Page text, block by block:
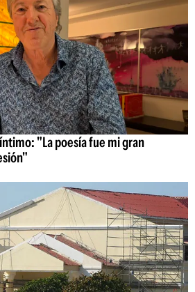
"La poesía fue mi gran